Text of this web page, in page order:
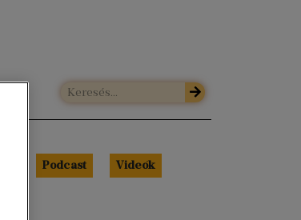
Podcast Videók